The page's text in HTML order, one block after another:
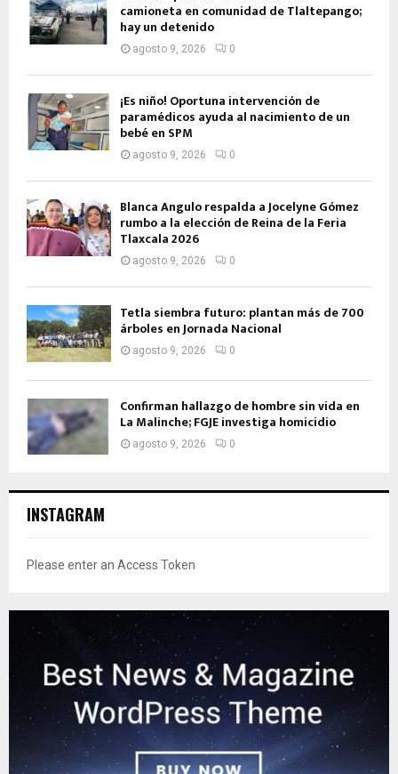
camioneta en comunidad de Tlaltepango;
hay un detenido
agosto 9, 2026 0
¡Es niño! Oportuna intervención de
paramédicos ayuda al nacimiento de un
bebé en SPM
agosto 9, 2026 0
Blanca Angulo respalda a Jocelyne Gómez
rumbo a la elección de Reina de la Feria
Tlaxcala 2026
agosto 9, 2026 0
Tetla siembra futuro: plantan más de 700
árboles en Jornada Nacional
agosto 9, 2026 0
Confirman hallazgo de hombre sin vida en
La Malinche; FGJE investiga homicidio
agosto 9, 2026 0
INSTAGRAM
Please enter an Access Token